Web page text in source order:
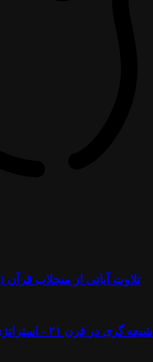
تلاوت آیاتی از منجلاب قرآن (۸۴) - آزادی بیان، تابوشکنی، بت‌شکنی – مرزها و محدودیت‌ها؟ - آزاد فارسانی
شیعه گری در قرن ۲۱ - استراتژی خامنه ای، نصرالله، اسماعیل هنیه، پوتین، چاوز و مادورو - دکتر جلال ایجادی